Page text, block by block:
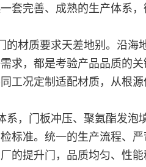
套完善、成熟的生产体系
的材质要求天差地别。沿海
求，都是考验产品品质的关
工况定制适配材质，从根源
，门板冲压、聚氨酯发泡
标准。统一的生产流程、严
的提升门，品质均匀、性能